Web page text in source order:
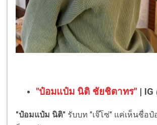
"ป๋อมแป๋ม นิติ ชัยชิตาทร" |
"ป๋อมแป๋ม นิติ" รับบท "เจ๊โซ่" แค่เห็นชื่อ